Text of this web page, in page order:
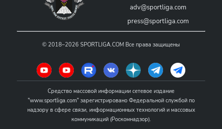
adv@sportliga.com
press@sportliga.com
© 2018–2026 SPORTLIGA.COM Все права защищены
Средство массовой информации сетевое издание
"www.sportliga.com" зарегистрировано Федеральной службой по
надзору в сфере связи, информационных технологий и массовых
коммуникаций (Роскомнадзор).